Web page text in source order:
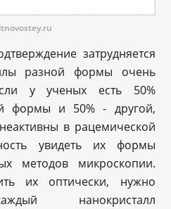
затрудняется
разной формы очень
у ученых есть 50%
формы и 50% - другой,
в рацемической
увидеть их формы
методов микроскопии.
их оптически, нужно
нанокристалл